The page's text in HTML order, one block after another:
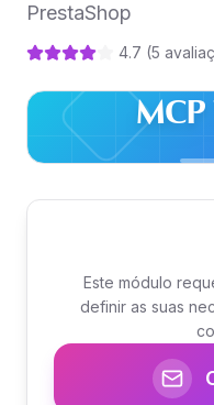
PrestaShop
4.7 (5
MCP
Este módulo
definir as suas